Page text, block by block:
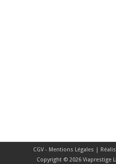
CGV - Mentions Légales |
Copyright © 2026 Viaprestige